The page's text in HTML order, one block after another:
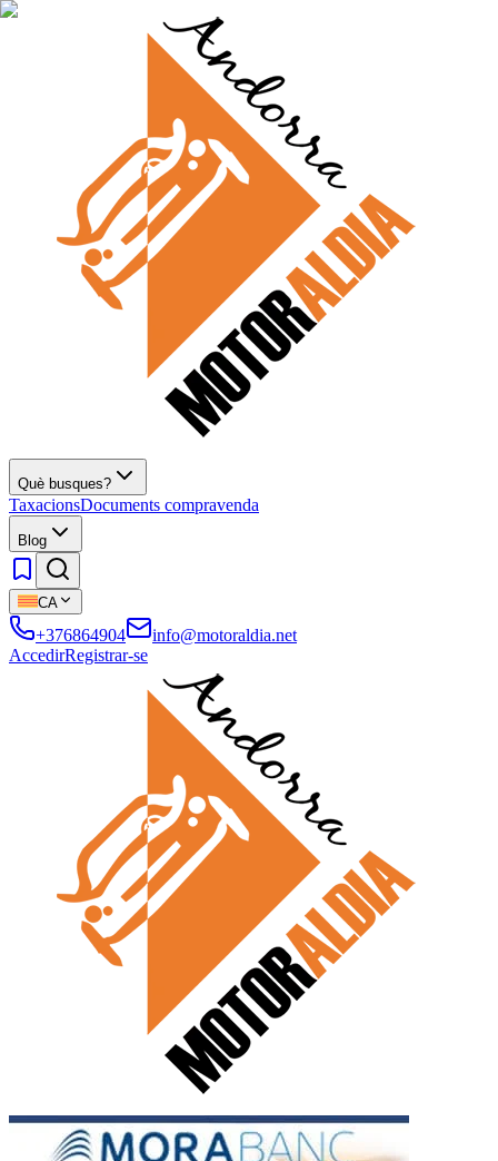
Què busques?
TaxacionsDocuments compravenda
Blog
CA
+376864904
info@motoraldia.net
AccedirRegistrar-se